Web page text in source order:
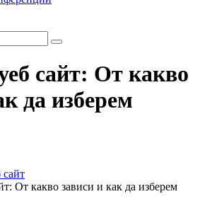
сайт: От какво
да изберем
сайт
От какво зависи и как да изберем